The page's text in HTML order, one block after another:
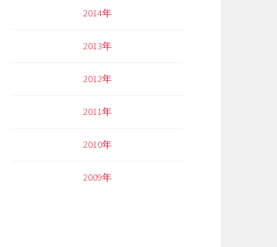
2014年
2013年
2012年
2011年
2010年
2009年